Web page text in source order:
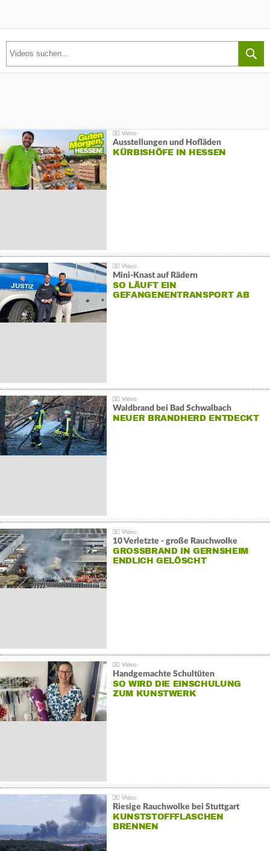
Ausstellungen und Hofläden
KÜRBISHÖFE IN HESSEN
Mini-Knast auf Rädern
SO LÄUFT EIN
GEFANGENENTRANSPORT AB
Waldbrand bei Bad Schwalbach
NEUER BRANDHERD ENTDECKT
10 Verletzte - große Rauchwolke
GROSSBRAND IN GERNSHEIM E
NDLICH GELÖSCHT
Handgemachte Schultüten
SO WIRD DIE EINSCHULUNG
ZUM KUNSTWERK
Riesige Rauchwolke bei Stuttgart
KUNSTSTOFFFLASCHEN
BRENNEN